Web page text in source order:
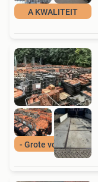
A KWALITEIT
- Grote voorraad -